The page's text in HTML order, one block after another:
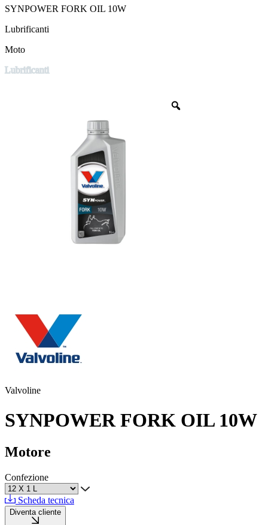
SYNPOWER FORK OIL 10W
Lubrificanti
Moto
Lubrificanti
Valvoline
SYNPOWER FORK OIL 10W
Motore
Confezione
Scheda tecnica
Diventa cliente